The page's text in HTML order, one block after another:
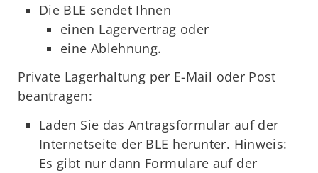
Die BLE sendet Ihnen
einen Lagervertrag oder
eine Ablehnung.
Private Lagerhaltung per E-Mail oder Post
beantragen:
Laden Sie das Antragsformular auf der
Internetseite der BLE herunter. Hinweis:
Es gibt nur dann Formulare auf der